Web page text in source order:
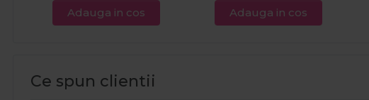
Adauga in cos Adauga in cos
Ce spun clientii